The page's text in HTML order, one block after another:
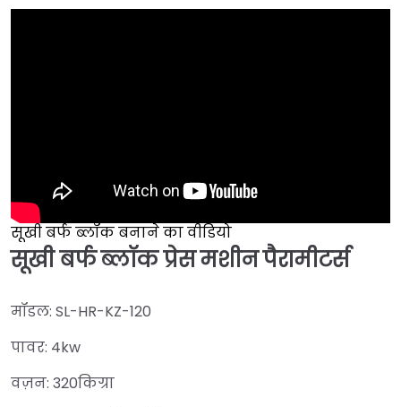
सूखी बर्फ ब्लॉक बनाने का वीडियो
सूखी बर्फ ब्लॉक प्रेस मशीन पैरामीटर्स
मॉडल: SL-HR-KZ-120
पावर: 4kw
वज़न: 320किग्रा